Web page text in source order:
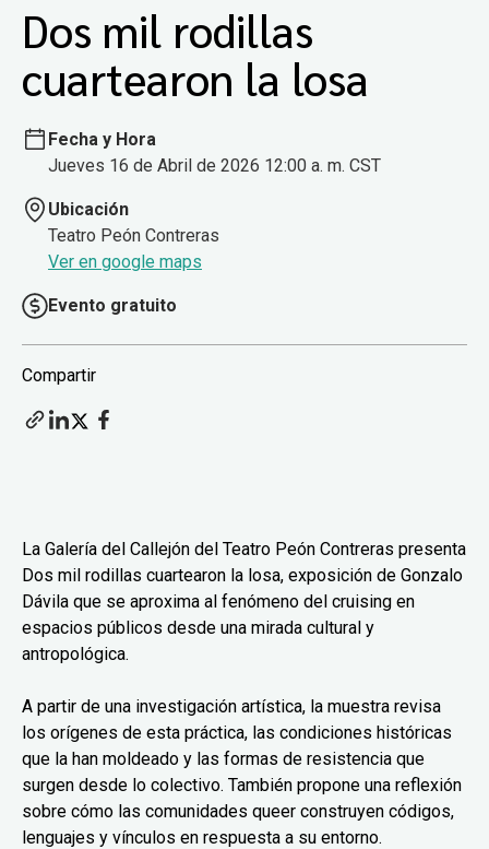
Dos mil rodillas
cuartearon la losa
Fecha y Hora
Jueves 16 de Abril de 2026 12:00 a. m. CST
Ubicación
Teatro Peón Contreras
Ver en google maps
Evento gratuito
Compartir
La Galería del Callejón del Teatro Peón Contreras presenta
Dos mil rodillas cuartearon la losa, exposición de Gonzalo
Dávila que se aproxima al fenómeno del cruising en
espacios públicos desde una mirada cultural y
antropológica.
A partir de una investigación artística, la muestra revisa
los orígenes de esta práctica, las condiciones históricas
que la han moldeado y las formas de resistencia que
surgen desde lo colectivo. También propone una reflexión
sobre cómo las comunidades queer construyen códigos,
lenguajes y vínculos en respuesta a su entorno.